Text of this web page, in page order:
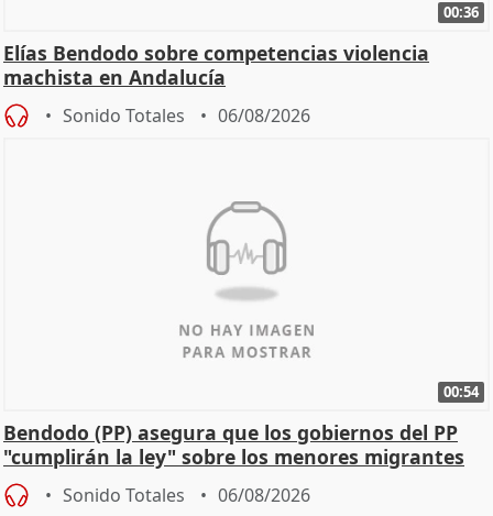
00:36
Elías Bendodo sobre competencias violencia
machista en Andalucía
Sonido Totales 06/08/2026
00:54
Bendodo (PP) asegura que los gobiernos del PP
"cumplirán la ley" sobre los menores migrantes
Sonido Totales 06/08/2026